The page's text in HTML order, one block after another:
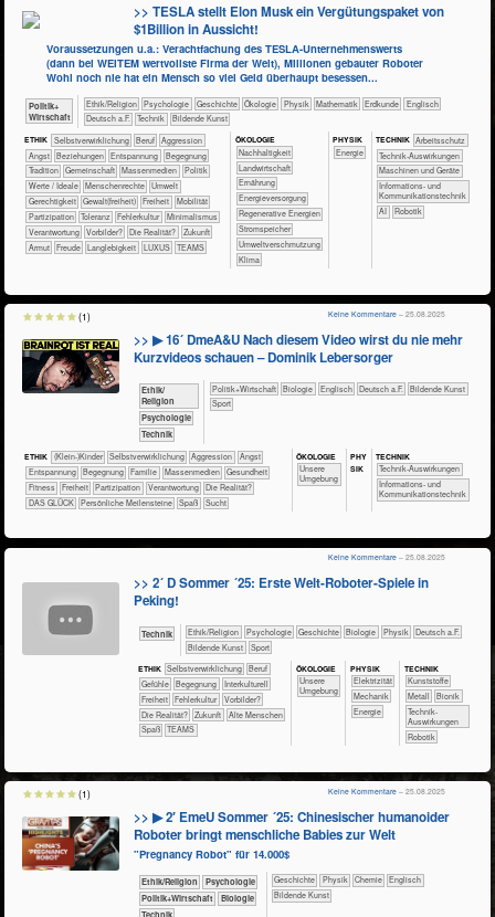
>> TESLA stellt Elon Musk ein Vergütungspaket von
$1Billion in Aussicht!
Voraussetzungen u.a.: Verachtfachung des TESLA-Unternehmenswerts
(dann bei WEITEM wertvollste Firma der Welt), Millionen gebauter Roboter
Wohl noch nie hat ein Mensch so viel Geld überhaupt besessen...
​​​​​​​​​Politik+​
Wirtschaft
​​​​​​​​​​Ethik/​Religion ​​​​​​​​​​Psychologie ​​​​​​​​Geschichte ​​​​​​​​Ökologie ​​​​​​​Physik ​​​​​​Mathematik ​​​​​Erdkunde
​​​​Englisch
​​​Deutsch a.F.
​Technik
Bildende Kunst
ETHIK ​​​​​​​​​​​​​​​​​​​​​​​​​​​​​​​​​​​​​​​​Selbst­verwirklichung ​​​​​​​​​​​​​​​Beruf
​​​​​​​​​​​​​Aggression
​​​​​​​​​​​​​Angst
​​​​​​​​​​​​​Beziehungen ​​​​​​​​​​​​​Entspannung
​​​​​​​​​​​​Begegnung
​​​​​​​​​​​Tradition
​​​​​​​​​​Gemeinschaft ​​​​​​​​​Massenmedien
​​​​​​​​​Politik
​​​​​​​​Werte / Ideale
​​​​​​​Menschenrechte
​​​​​Umwelt
​​​​Gerechtigkeit
​​​​Gewalt(freiheit) ​​​Freiheit
​​​Mobilität
​​​Partizipation
​​​Toleranz ​​Fehlerkultur
​​Minimalismus
​​Verantwortung
​​Vorbilder? ​Die Realität?
​Zukunft
Armut
Freude Langlebigkeit LUXUS TEAMS
ÖKO​LOGIE
​​​​​​​​​​​​​​​Nachhaltigkeit
​​​​​Landwirtschaft
​​​​Ernährung
​​​Energieversorgung
​​​Regenerative Energien
​​​Stromspeicher
​​Umweltverschmutzung
Klima
PHY​SIK
​​Energie
TECH​NIK ​​​​​​Arbeitsschutz
​​​​​​Technik-Auswirkungen
​​​​Maschinen und Geräte
​​​Informations- und
Kommunikationstechnik
​​AI
Robotik
>> ▶ 16´ DmeA&U Nach diesem Video wirst du nie mehr
Kurzvideos schauen – Dominik Lebersorger
​​​​​​​​​​Ethik/​
Religion
​​​​​​​​​​Psychologie
​Technik
​​​​​​​​​Politik+​Wirtschaft ​​​​​​​Biologie ​​​​Englisch ​​​Deutsch a.F.
Bildende Kunst
Sport
ETHIK (Klein-)Kinder ​​​​​​​​​​​​​​​​​​​​​​​​​​​​​​​​​​​​​​​​Selbst­verwirklichung ​​​​​​​​​​​​​Aggression
​​​​​​​​​​​​​Angst
​​​​​​​​​​​​​Entspannung
​​​​​​​​​​​​Begegnung ​​​​​​​​​​​Familie ​​​​​​​​​Massenmedien
​​​​​​Gesundheit
​​​​​Fitness
​​​Freiheit ​​​Partizipation ​​Verantwortung
​Die Realität?
DAS GLÜCK
Persönliche Meilensteine Spaß Sucht
ÖKO​LOGIE
​​​​​​​​​​​​​Unsere
Umgebung
PHY​
SIK
TECH​NIK
​​​​​​Technik-Auswirkungen
​​​Informations- und
Kommunikationstechnik
Keine Kommentare – 25.08.2025
(1)
>> 2´ D Sommer ´25: Erste Welt-Roboter-Spiele in
Peking!
​Technik ​​​​​​​​​​Ethik/​Religion ​​​​​​​​​​Psychologie ​​​​​​​​Geschichte ​​​​​​​Biologie ​​​​​​​Physik
​​​Deutsch a.F.
Bildende Kunst
Sport
ETHIK ​​​​​​​​​​​​​​​​​​​​​​​​​​​​​​​​​​​​​​​​Selbst­verwirklichung
​​​​​​​​​​​​​​​Beruf
​​​​​​​​​​​​​​​Gefühle
​​​​​​​​​​​​Begegnung
​​​​​​​​Interkulturell
​​​Freiheit
​​Fehlerkultur
​​Vorbilder?
​Die Realität?
​Zukunft
Alte Menschen
Spaß
TEAMS
ÖKO​LOGIE
​​​​​​​​​​​​​Unsere
Umgebung
PHY​SIK
​​​Elektrizität
​​​Mechanik
​​Energie
TECH​NIK
​​​​​​​​Kunststoffe
​​​​​​​​Metall
​​​​​​Bionik
​​​​​​Technik-
Auswirkungen
Robotik
Keine Kommentare – 25.08.2025
>> ▶ 2′ EmeU Sommer ´25: Chinesischer humanoider
Roboter bringt menschliche Babies zur Welt
"Pregnancy Robot" für 14.000$
​​​​​​​​​​Ethik/​Religion
​​​​​​​​​​Psychologie
​​​​​​​​​Politik+​Wirtschaft
​​​​​​Biologie
​​​​​​​​Geschichte ​​​​​​​Physik ​​​​​Chemie
​​​​Englisch
Bildende Kunst
Keine Kommentare – 25.08.2025
(1)